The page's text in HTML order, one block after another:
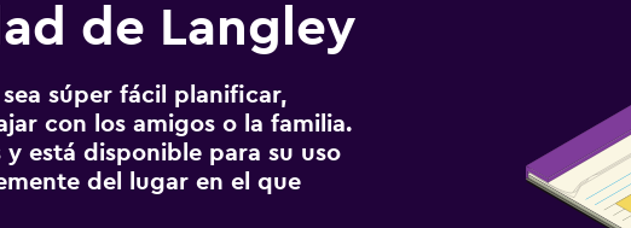
de Langley
sea súper fácil planificar,
con los amigos o la familia.
y está disponible para su uso
del lugar en el que